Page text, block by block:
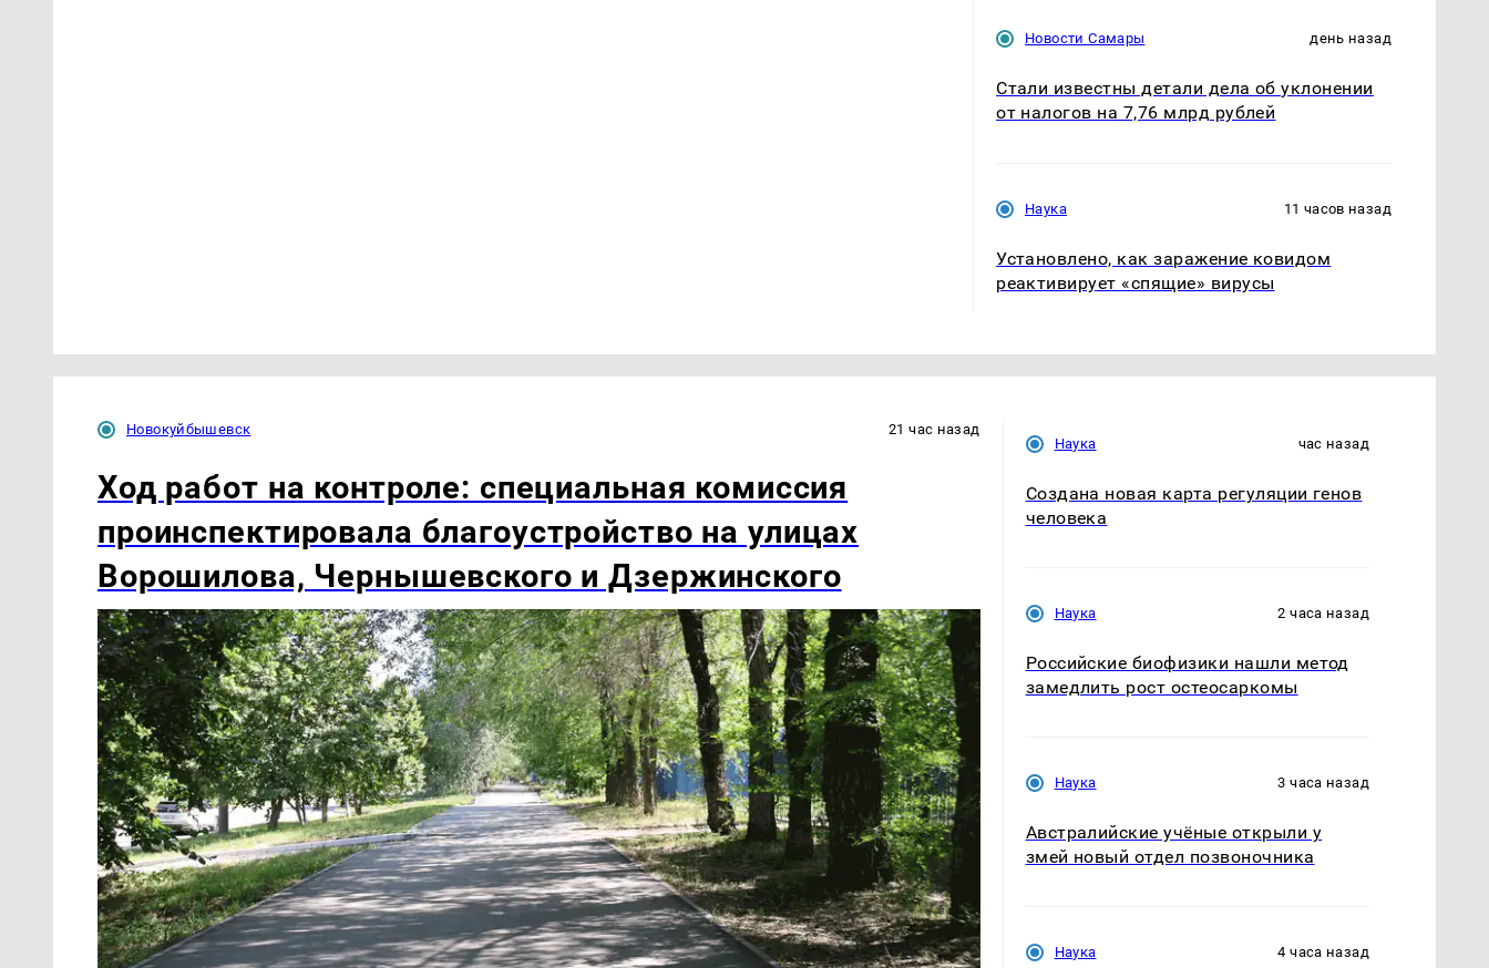
Новости Самары день назад
Стали известны детали дела об уклонении
от налогов на 7,76 млрд рублей
Наука 11 часов назад
Установлено, как заражение ковидом
реактивирует «спящие» вирусы
Новокуйбышевск 21 час назад
Ход работ на контроле: специальная комиссия
проинспектировала благоустройство на улицах
Ворошилова, Чернышевского и Дзержинского
Наука час назад
Создана новая карта регуляции генов
человека
Наука 2 часа назад
Российские биофизики нашли метод
замедлить рост остеосаркомы
Наука 3 часа назад
Австралийские учёные открыли у
змей новый отдел позвоночника
Наука 4 часа назад